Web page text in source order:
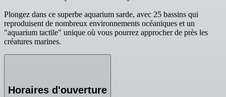
Plongez dans ce superbe aquarium sarde, avec 25 bassins qui
reproduisent de nombreux environnements océaniques et un
"aquarium tactile" unique où vous pourrez approcher de près les
créatures marines.
Horaires d'ouverture